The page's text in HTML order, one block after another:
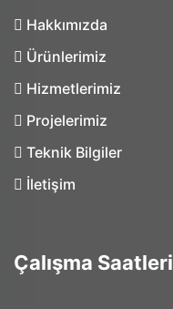
Hakkımızda
Ürünlerimiz
Hizmetlerimiz
Projelerimiz
Teknik Bilgiler
İletişim
Çalışma Saatleri